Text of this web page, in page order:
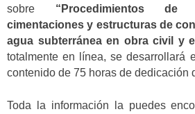
sobre “Procedimientos de
cimentaciones y estructuras de
agua subterránea en obra civil y
totalmente en línea, se desarrollará
contenido de 75 horas de dedicación
Toda la información la puedes